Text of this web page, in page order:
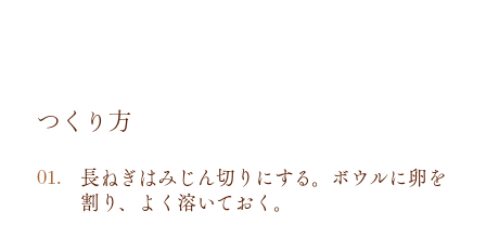
つくり方
長ねぎはみじん切りにする。ボウルに卵を
割り、よく溶いておく。